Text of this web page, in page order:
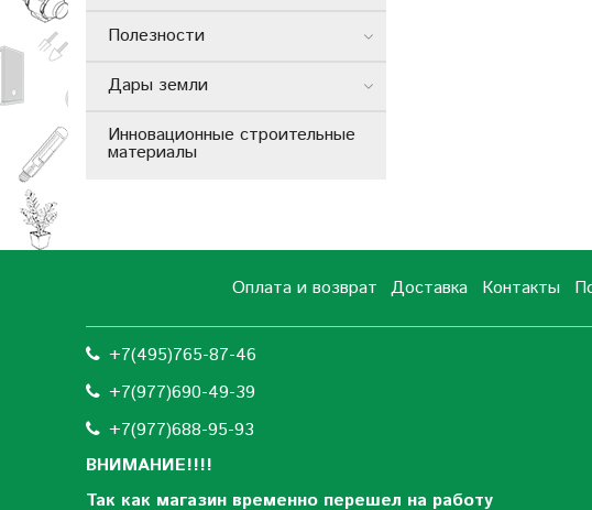
Полезности
Дары земли
Инновационные строительные
материалы
Оплата и возврат Доставка Контакты
+7(495)765-87-46
+7(977)690-49-39
+7(977)688-95-93
ВНИМАНИЕ!!!!
Так как магазин временно перешел на работу